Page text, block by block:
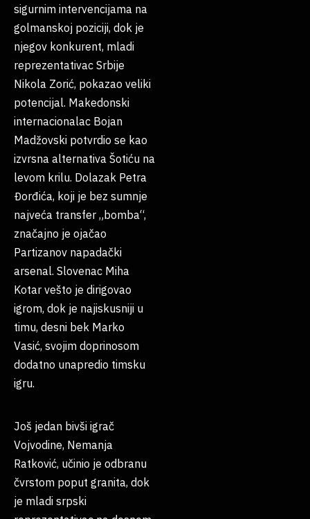
sigurnim intervencijama na
golmanskoj poziciji, dok je
njegov konkurent, mladi
reprezentativac Srbije
Nikola Zorić, pokazao veliki
potencijal. Makedonski
internacionalac Bojan
Madžovski potvrdio se kao
izvrsna alternativa Šotiću na
levom krilu. Dolazak Petra
Đorđića, koji je bez sumnje
najveća transfer „bomba“,
značajno je ojačao
Partizanov napadački
arsenal. Slovenac Miha
Kotar vešto je dirigovao
igrom, dok je najiskusniji u
timu, desni bek Marko
Vasić, svojim doprinosom
dodatno unapredio timsku
igru.
Još jedan bivši igrač
Vojvodine, Nemanja
Ratković, učinio je odbranu
čvrstom poput granita, dok
je mladi srpski